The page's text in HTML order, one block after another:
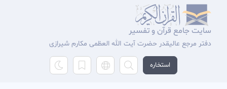
سایت جامع قرآن و تفسیر
دفتر مرجع عالیقدر حضرت آیت الله العظمی مکارم شیرازی
استخاره